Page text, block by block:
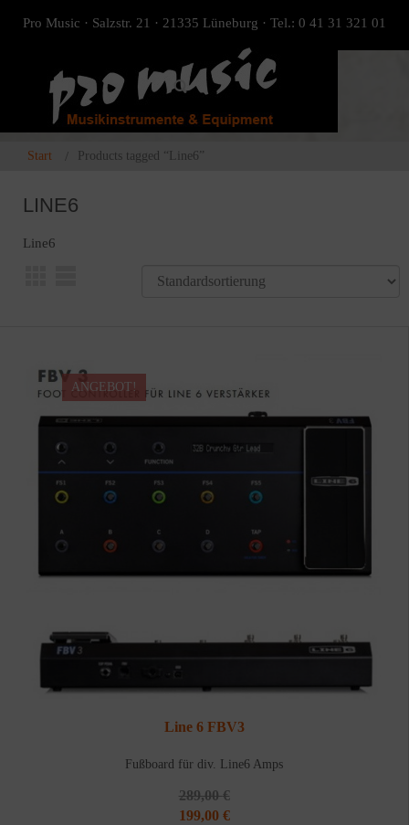
Pro Music · Salzstr. 21 · 21335 Lüneburg · Tel.: 0 41 31 321 01
Start Products tagged “Line6”
LINE6
Line6
Line 6 FBV3
Fußboard für div. Line6 Amps
289,00€
Ursprünglicher
199,00 €Aktueller
ANGEBOT!